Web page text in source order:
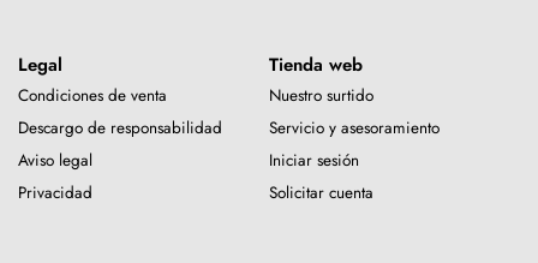
Legal
Condiciones de venta
Descargo de responsabilidad
Aviso legal
Privacidad
Tienda web
Nuestro surtido
Servicio y asesoramiento
Iniciar sesión
Solicitar cuenta